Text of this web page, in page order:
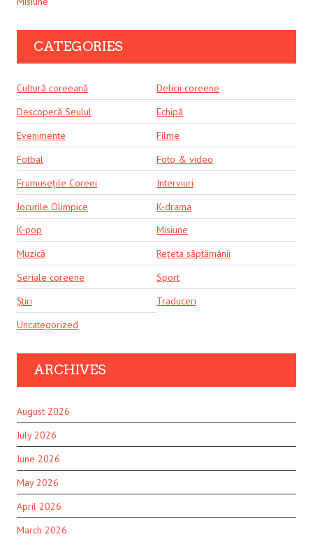
CATEGORIES
Cultură coreeană
Delicii coreene
Descoperă Seulul
Echipă
Evenimente
Filme
Fotbal
Foto & video
Frumusețile Coreei
Interviuri
Jocurile Olimpice
K-drama
K-pop
Misiune
Muzică
Rețeta săptămânii
Seriale coreene
Sport
Știri
Traduceri
Uncategorized
ARCHIVES
August 2026
July 2026
June 2026
May 2026
April 2026
March 2026